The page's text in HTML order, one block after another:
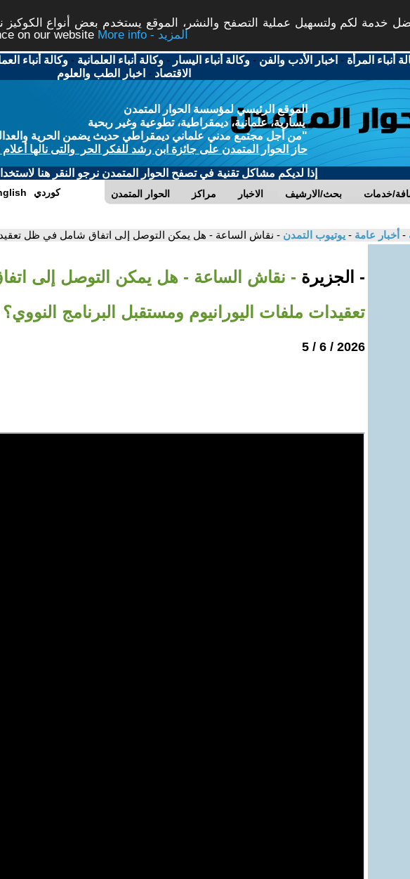
خدمة لكم ولتسهيل عملية التصفح والنشر، الموقع يستخدم بعض أنواع
on our website
More info - المزيد
أنباء المرأة - اخبار الأدب والفن -وكالة أنباء اليسار -وكالة أنباء العلمانية -وكالة أنباء
الاقتصاد - اخبار الطب والعلوم
الموقع الرئيسي لمؤسسة الحوار المتمدن
يسارية، علمانية، ديمقراطية، تطوعية وغير ربحية
"من أجل مجتمع مدني علماني ديمقراطي حديث يضمن الحرية والعدالة
حاز الحوار المتمدن على جائزة ابن رشد للفكر الحر والتى نالها
إذا لديكم مشاكل تقنية في تصفح الحوار المتمدن نرجو النقر هنا
الحوار المتمدن مراكز الاخبار بحث/الارشيف خدمات كوردي
- أخبار عامة - يوتيوب التمدن - نقاش الساعة - هل يمكن التوصل إلى اتفاق شامل في ظل
- الجزيرة - نقاش الساعة - هل يمكن التوصل إلى
تعقيدات ملفات اليورانيوم ومستقبل البرنامج النووي؟
2026 / 6 / 5